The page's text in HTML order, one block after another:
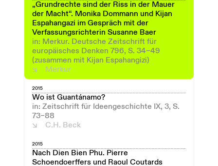
„Grundrechte sind der Riss in der Mauer
der Macht“. Monika Dommann und Kijan
Espahangazi im Gespräch mit der
Verfassungsrichterin Susanne Baer
in: Merkur. Deutsche Zeitschrift für
europäisches Denken 796, S. 34–49
(zusammen mit Kijan Espahangizi)
Merkur
2015
Wo ist Guantánamo?
in: Zeitschrift für Ideengeschichte IX, 3, S.
73–88
C.H. Beck
2015
Nach Dien Bien Phu. Pierre
Schoendoerffers und Raoul Coutards